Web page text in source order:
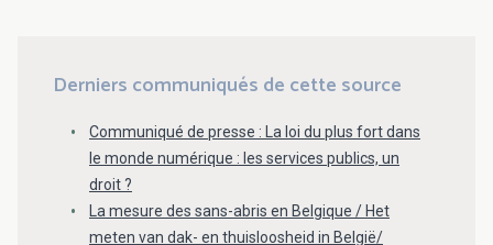
Derniers communiqués de cette source
Communiqué de presse : La loi du plus fort dans
le monde numérique : les services publics, un
droit ?
La mesure des sans-abris en Belgique / Het
meten van dak- en thuisloosheid in België/